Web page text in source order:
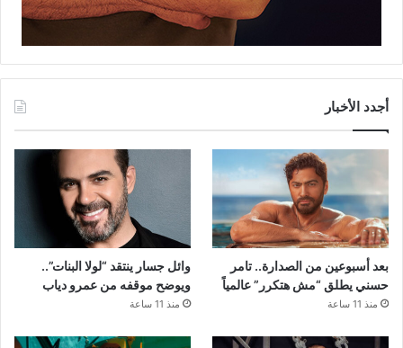
أجدد الأخبار
بعد أسبوعين من الصدارة.. تامر
حسني يطلق “مش هتكرر” عالمياً
منذ 11 ساعة
وائل جسار ينتقد “لولا البنات”..
ويوضح موقفه من عمرو دياب
منذ 11 ساعة